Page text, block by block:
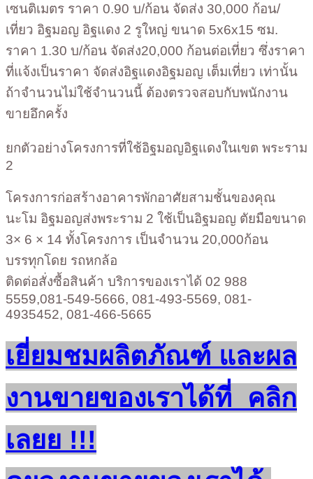
เซนติเมตร ราคา 0.90 บ/ก้อน จัดส่ง 30,000 ก้อน/
เที่ยว อิฐมอญ อิฐแดง 2 รูใหญ่ ขนาด 5x6x15 ซม.
ราคา 1.30 บ/ก้อน จัดส่ง20,000 ก้อนต่อเที่ยว ซึ่งราคา
ที่แจ้งเป็นราคา จัดส่งอิฐแดงอิฐมอญ เต็มเที่ยว เท่านั้น
ถ้าจำนวนไม่ใช้จำนวนนี้ ต้องตรวจสอบกับพนักงาน
ขายอึกครั้ง
ยกตัวอย่างโครงการที่ใช้อิฐมอญอิฐแดงในเขต พระราม
2
โครงการก่อสร้างอาคารพักอาศัยสามชั้นของคุณ
นะโม อิฐมอญส่งพระราม 2 ใช้เป็นอิฐมอญ ตัยมือขนาด
3× 6 × 14 ทั้งโครงการ เป็นจำนวน 20,000ก้อน
บรรทุกโดย รถหกล้อ
ติดต่อสั่งซื้อสินค้า บริการของเราได้ 02 988
5559,081-549-5666, 081-493-5569, 081-
4935452, 081-466-5665
เยี่ยมชมผลิตภัณฑ์ และผล
งานขายของเราได้ที่ คลิก
เลยย !!!